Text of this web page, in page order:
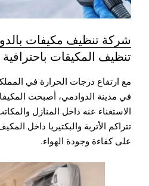
شركة تنظيف مكيفات
تنظيف المكيفات باحترافية
مع ارتفاع درجات الحرارة في
في مدينة الدوادمي، أصبحت
الاستغناء عنه داخل المنازل
تتراكم الأتربة والبكتيريا داخل
على كفاءة وجودة الهواء.